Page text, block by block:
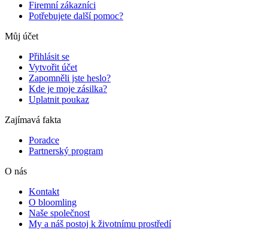
Firemní zákazníci
Potřebujete další pomoc?
Můj účet
Přihlásit se
Vytvořit účet
Zapomněli jste heslo?
Kde je moje zásilka?
Uplatnit poukaz
Zajímavá fakta
Poradce
Partnerský program
O nás
Kontakt
O bloomling
Naše společnost
My a náš postoj k životnímu prostředí